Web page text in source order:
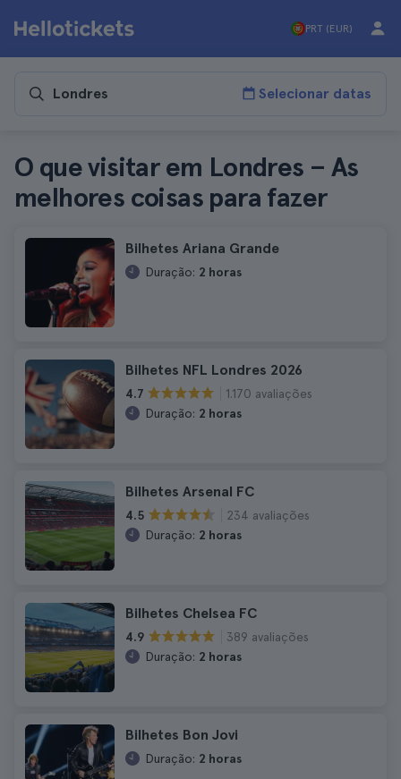
PRT (EUR)
Selecionar datas
O que visitar em Londres – As
melhores coisas para fazer
Bilhetes Ariana Grande
Duração: 2 horas
Bilhetes NFL Londres 2026
4.7
1.170 avaliações
Duração: 2 horas
Bilhetes Arsenal FC
4.5
234 avaliações
Duração: 2 horas
Bilhetes Chelsea FC
4.9
389 avaliações
Duração: 2 horas
Bilhetes Bon Jovi
Duração: 2 horas